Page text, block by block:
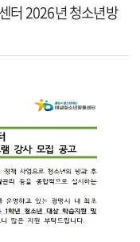
터 2026년 청소년방